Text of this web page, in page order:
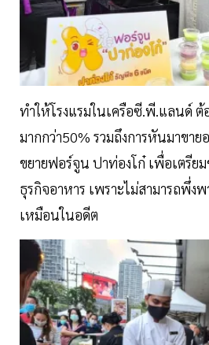
ทำให้โรงแรมในเครือซี.พี.แลนด์ ต้
มากกว่า50% รวมถึงการหันมาขา
ขยายฟอร์จูน ปาท่องโก๋ เพื่อเตรีย
ธุรกิจอาหาร เพราะไม่สามารถพึ่ง
เหมือนในอดีต